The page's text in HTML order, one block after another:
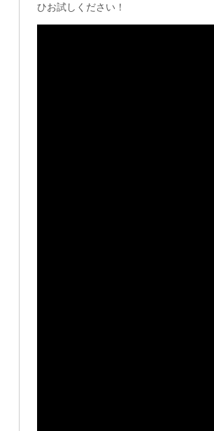
ひお試しください！